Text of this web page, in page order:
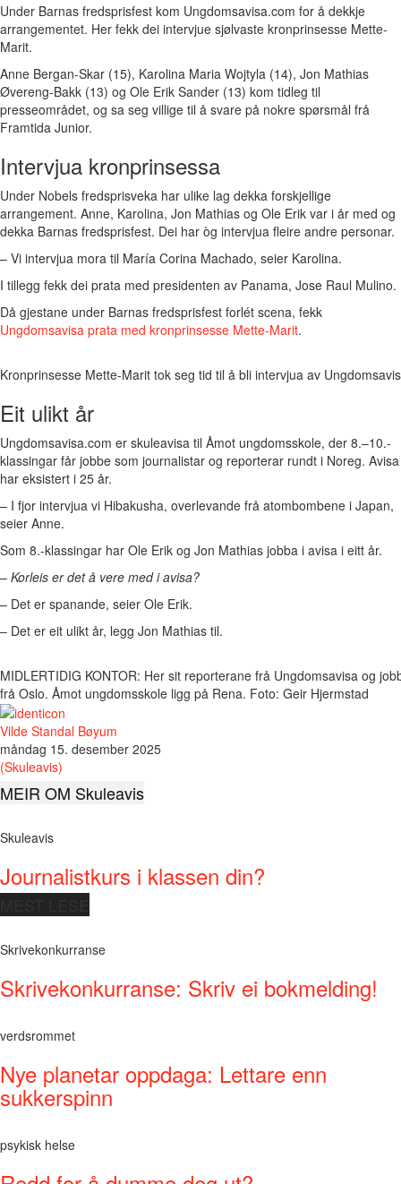
Under Barnas fredsprisfest kom Ungdomsavisa.com for å dekkje
arrangementet. Her fekk dei intervjue sjølvaste kronprinsesse Mette-
Marit.
Anne Bergan-Skar (15), Karolina Maria Wojtyla (14), Jon Mathias
Øvereng-Bakk (13) og Ole Erik Sander (13) kom tidleg til
presseområdet, og sa seg villige til å svare på nokre spørsmål frå
Framtida Junior.
Intervjua kronprinsessa
Under Nobels fredsprisveka har ulike lag dekka forskjellige
arrangement. Anne, Karolina, Jon Mathias og Ole Erik var i år med og
dekka Barnas fredsprisfest. Dei har òg intervjua fleire andre personar.
– Vi intervjua mora til María Corina Machado, seier Karolina.
I tillegg fekk dei prata med presidenten av Panama, Jose Raul Mulino.
Då gjestane under Barnas fredsprisfest forlét scena, fekk
Ungdomsavisa prata med kronprinsesse Mette-Marit.
Kronprinsesse Mette-Marit tok seg tid til å bli intervjua av
Eit ulikt år
Ungdomsavisa.com er skuleavisa til Åmot ungdomsskole, der 8.–10.-
klassingar får jobbe som journalistar og reporterar rundt i Noreg. Avisa
har eksistert i 25 år.
– I fjor intervjua vi Hibakusha, overlevande frå atombombene i Japan,
seier Anne.
Som 8.-klassingar har Ole Erik og Jon Mathias jobba i avisa i eitt år.
– Korleis er det å vere med i avisa?
– Det er spanande, seier Ole Erik.
– Det er eit ulikt år, legg Jon Mathias til.
MIDLERTIDIG KONTOR: Her sit reporterane frå Ungdomsavisa og
frå Oslo. Åmot ungdomsskole ligg på Rena. Foto: Geir Hjermstad
Vilde Standal Bøyum
måndag 15. desember 2025
(Skuleavis)
MEIR OM Skuleavis
Skuleavis
Journalistkurs i klassen din?
Skrivekonkurranse
Skrivekonkurranse: Skriv ei bokmelding!
verdsrommet
Nye planetar oppdaga: Lettare enn
sukkerspinn
psykisk helse